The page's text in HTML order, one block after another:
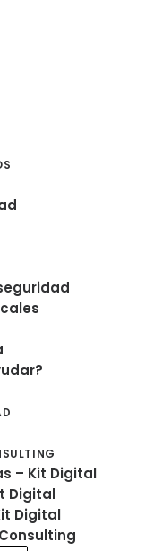
– Kit Digital
Digital
Digital